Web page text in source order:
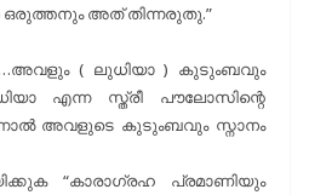
ഒരുത്തനും അത് തിന്നരുതു.”
…അവളും ( ലുധിയാ ) കുടുംബവും
എന്ന സ്ത്രീ പൗലോസിന്റെ
അവളുടെ കുടുംബവും സ്നാനം
“കാരാഗ്രഹ പ്രമാണിയും